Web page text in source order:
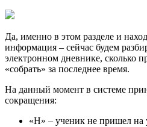
Да, именно в этом разделе и
информация – сейчас будем
электронном дневнике, сколько
«собрать» за последнее время.
На данный момент в системе
сокращения:
«Н» – ученик не пришел на